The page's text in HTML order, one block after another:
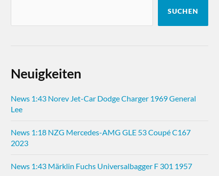
SUCHEN
Neuigkeiten
News 1:43 Norev Jet-Car Dodge Charger 1969 General
Lee
News 1:18 NZG Mercedes-AMG GLE 53 Coupé C167
2023
News 1:43 Märklin Fuchs Universalbagger F 301 1957